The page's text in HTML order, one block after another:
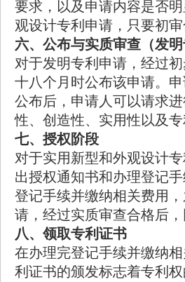
要求，以及申请内容是否
观设计专利申请，只要初
六、公布与实质审查（发明
对于发明专利申请，经过
十八个月时公布该申请。
公布后，申请人可以请求
性、创造性、实用性以及
七、授权阶段
对于实用新型和外观设计
出授权通知书和办理登记
登记手续并缴纳相关费用
请，经过实质审查合格后
八、领取专利证书
在办理完登记手续并缴纳
利证书的颁发标志着专利权